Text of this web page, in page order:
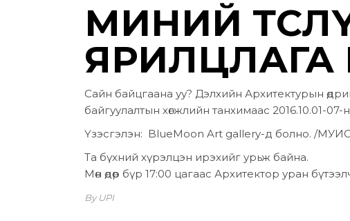
МИНИЙ
ЯРИЛЦЛАГА
Сайн байцгаана уу? Дэлхийн Архитектурын
байгуулалтын хөгжлийн танхимаас 2016.10.01-
Үзэсгэлэн: BlueMoon Art gallery-д болно. /
Та бүхний хүрэлцэн ирэхийг урьж байна.
Мөн өдөр бүр 17:00 цагаас Архитектор уран
By UPI